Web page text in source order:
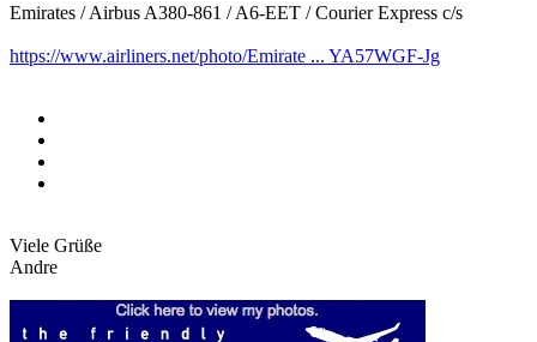
Emirates / Airbus A380-861 / A6-EET / Courier Express c/s
https://www.airliners.net/photo/Emirate ... YA57WGF-Jg
Viele Grüße
Andre